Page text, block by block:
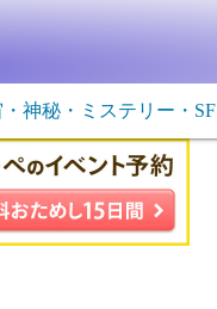
神秘・ミステリー・SF
生物・飛行物体
・ＳＦ